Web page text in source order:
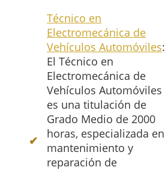
Técnico en
Electromecánica de
Vehículos Automóviles:
El Técnico en
Electromecánica de
Vehículos Automóviles
es una titulación de
Grado Medio de 2000
horas, especializada en
mantenimiento y
reparación de